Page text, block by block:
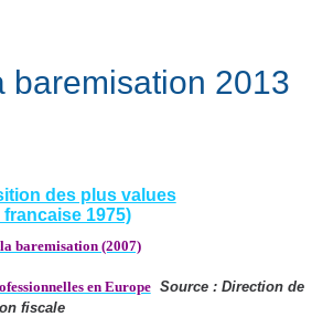
baremisation 2013
des plus values
1975)
baremisation (2007)
en Europe Source : Direction de
fiscale